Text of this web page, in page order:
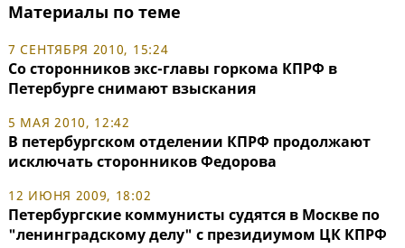
Материалы по теме
7 СЕНТЯБРЯ 2010, 15:24
Со сторонников экс-главы горкома КПРФ в
Петербурге снимают взыскания
5 МАЯ 2010, 12:42
В петербургском отделении КПРФ продолжают
исключать сторонников Федорова
12 ИЮНЯ 2009, 18:02
Петербургские коммунисты судятся в Москве по
"ленинградскому делу" с президиумом ЦК КПРФ